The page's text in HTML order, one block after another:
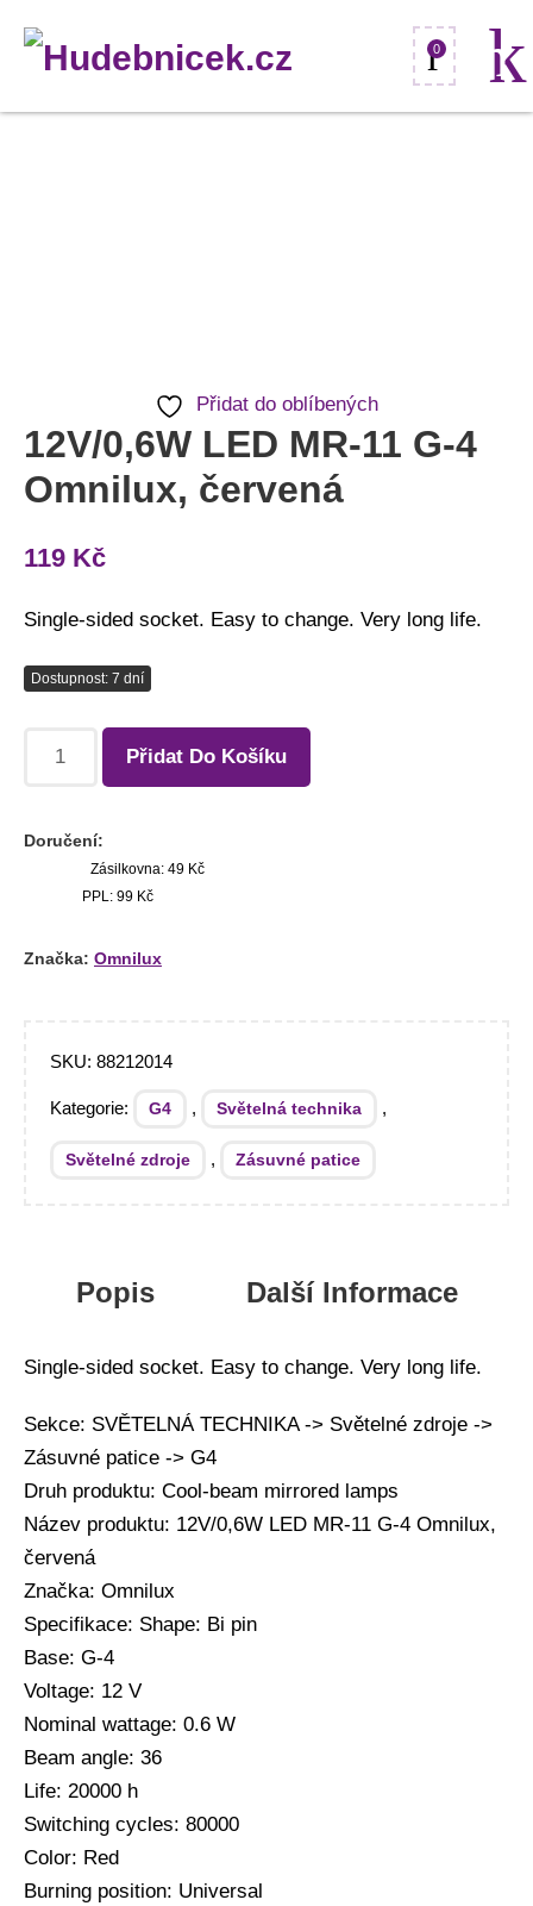
0
Přidat do oblíbených
12V/0,6W LED MR-11 G-4
Omnilux, červená
119 Kč
Single-sided socket. Easy to change. Very long life.
Dostupnost: 7 dní
množství
Přidat Do Košíku
Doručení:
Zásilkovna: 49 Kč
PPL: 99 Kč
Značka: Omnilux
SKU: 88212014
Kategorie: G4 , Světelná technika ,
Světelné zdroje , Zásuvné patice
Popis Další Informace
Single-sided socket. Easy to change. Very long life.
Sekce: SVĚTELNÁ TECHNIKA -> Světelné zdroje ->
Zásuvné patice -> G4
Druh produktu: Cool-beam mirrored lamps
Název produktu: 12V/0,6W LED MR-11 G-4 Omnilux,
červená
Značka: Omnilux
Specifikace: Shape: Bi pin
Base: G-4
Voltage: 12 V
Nominal wattage: 0.6 W
Beam angle: 36
Life: 20000 h
Switching cycles: 80000
Color: Red
Burning position: Universal